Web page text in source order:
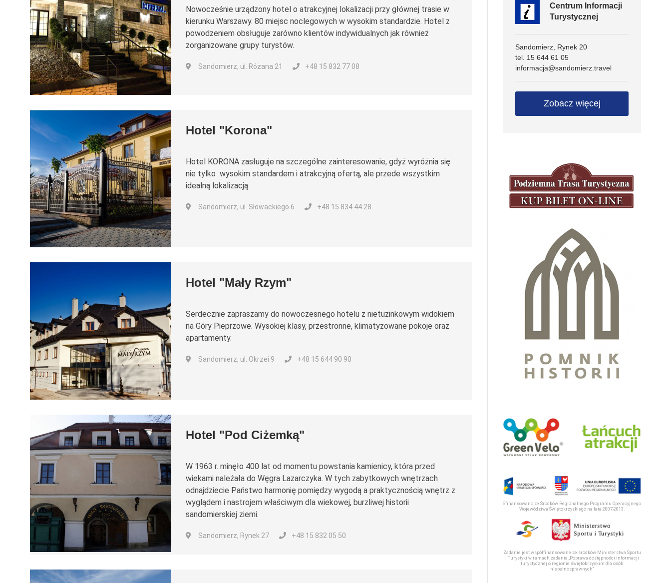
Nowocześnie urządzony hotel o atrakcyjnej lokalizacji przy głównej trasie w
kierunku Warszawy. 80 miejsc noclegowych w wysokim standardzie. Hotel z
powodzeniem obsługuje zarówno klientów indywidualnych jak również
zorganizowane grupy turystów.
Sandomierz, ul. Różana 21 +48 15 832 77 08
Hotel "Korona"
Hotel KORONA zasługuje na szczególne zainteresowanie, gdyż wyróżnia się
nie tylko wysokim standardem i atrakcyjną ofertą, ale przede wszystkim
idealną lokalizacją.
Sandomierz, ul. Słowackiego 6 +48 15 834 44 28
Hotel "Mały Rzym"
Serdecznie zapraszamy do nowoczesnego hotelu z nietuzinkowym widokiem
na Góry Pieprzowe. Wysokiej klasy, przestronne, klimatyzowane pokoje oraz
apartamenty.
Sandomierz, ul. Okrzei 9 +48 15 644 90 90
Hotel "Pod Ciżemką"
W 1963 r. minęło 400 lat od momentu powstania kamienicy, która przed
wiekami należała do Węgra Lazarczyka. W tych zabytkowych wnętrzach
odnajdziecie Państwo harmonię pomiędzy wygodą a praktycznością wnętrz z
wyglądem i nastrojem właściwym dla wiekowej, burzliwej historii
sandomierskiej ziemi.
Sandomierz, Rynek 27 +48 15 832 05 50
Centrum Informacji
Turystycznej
Sandomierz, Rynek 20
tel. 15 644 61 05
informacja@sandomierz.travel
Zobacz więcej
Sfinansowano ze Środków Regionalnego Programu Operacyjnego
Województwa Świętokrzyskiego na lata 2007-2013.
Zadanie jest współfinansowane ze środków Ministerstwa Sportu
i Turystyki w ramach zadania „Poprawa dostępności informacji
turystycznej o regionie świętokrzyskim dla osób
niepełnosprawnych“